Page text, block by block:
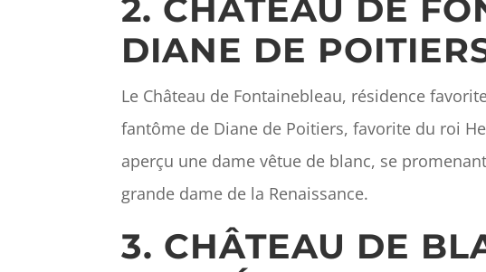
2. CHÂTEAU DE
DIANE DE
Le Château de Fontainebleau, résidence
fantôme de Diane de Poitiers, favorite du roi
aperçu une dame vêtue de blanc, se
grande dame de la Renaissance.
3. CHÂTEAU DE